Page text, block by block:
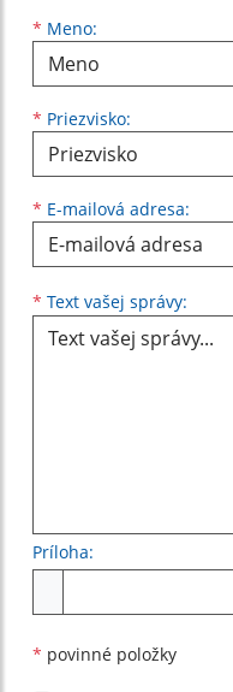
* Meno:
Meno
* Priezvisko:
Priezvisko
* E-mailová adresa:
E-mailová adresa
* Text vašej správy:
Príloha:
* povinné položky